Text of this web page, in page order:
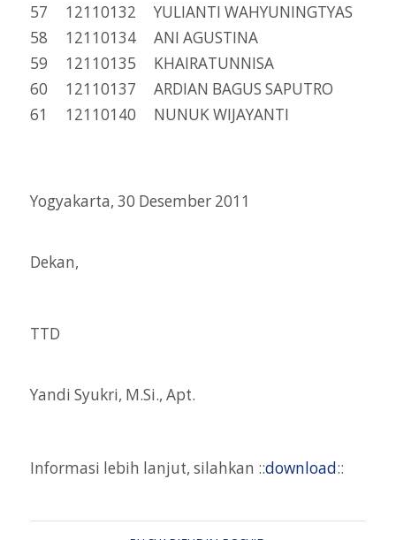
57 12110132 YULIANTI WAHYUNINGTYAS
58 12110134 ANI AGUSTINA
59 12110135 KHAIRATUNNISA
60 12110137 ARDIAN BAGUS SAPUTRO
61 12110140 NUNUK WIJAYANTI
Yogyakarta, 30 Desember 2011
Dekan,
TTD
Yandi Syukri, M.Si., Apt.
Informasi lebih lanjut, silahkan ::download::